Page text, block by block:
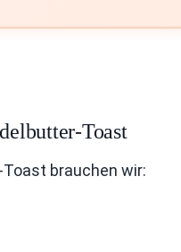
Toast
brauchen wir: